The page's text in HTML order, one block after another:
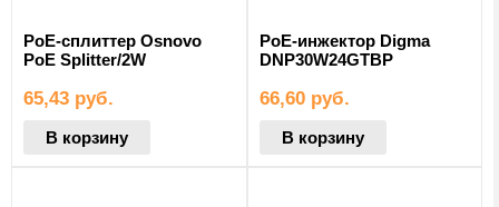
PoE-сплиттер Osnovo
PoE Splitter/2W
65,43 руб.
В корзину
PoE-инжектор Digma
DNP30W24GTBP
66,60 руб.
В корзину